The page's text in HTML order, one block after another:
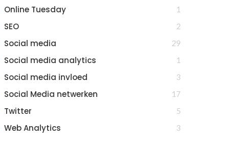
Online Tuesday 1
SEO 2
Social media 29
Social media analytics 1
Social media invloed 3
Social Media netwerken 17
Twitter 5
Web Analytics 3